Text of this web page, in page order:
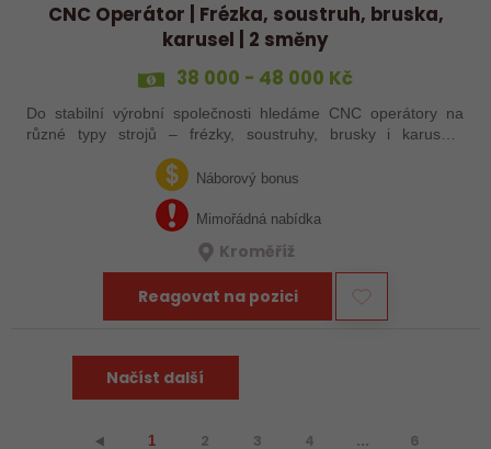
CNC Operátor | Frézka, soustruh, bruska,
karusel | 2 směny
38 000 - 48 000 Kč
Do stabilní výrobní společnosti hledáme CNC operátory na
různé typy strojů – frézky, soustruhy, brusky i karusely.
Uplatnění u nás najdou zkušení obráběči i absolventi
technických oborů, kteří se…Náborový bonus
Mimořádná nabídka
Kroměříž
Reagovat na pozici
Načíst další
⯇ 1 2 3 4 ... 6